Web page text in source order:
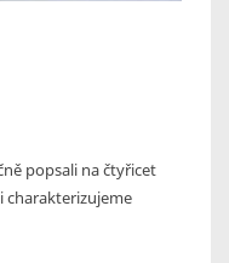
popsali na čtyřicet
charakterizujeme